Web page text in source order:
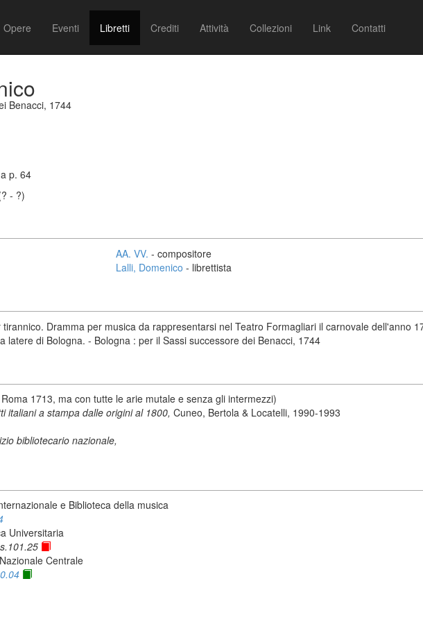
Opere Eventi Libretti Crediti Attività Collezioni Link Contatti
Benacci, 1744
p. 64
- ?)
AA. VV. - compositore
Lalli, Domenico - librettista
tirannico. Dramma per musica da rappresentarsi nel Teatro Formagliari il carnovale dell'anno
latere di Bologna. - Bologna : per il Sassi successore dei Benacci, 1744
1713, ma con tutte le arie mutale e senza gli intermezzi)
italiani a stampa dalle origini al 1800, Cuneo, Bertola & Locatelli, 1990-1993
bibliotecario nazionale,
e Biblioteca della musica
Universitaria
Centrale